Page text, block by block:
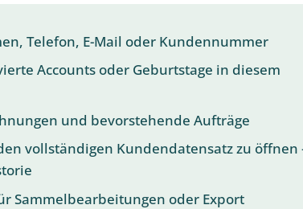
Telefon, E-Mail oder Kundennummer
Accounts oder Geburtstage in diesem
und bevorstehende Aufträge
vollständigen Kundendatensatz zu öffnen
Sammelbearbeitungen oder Export